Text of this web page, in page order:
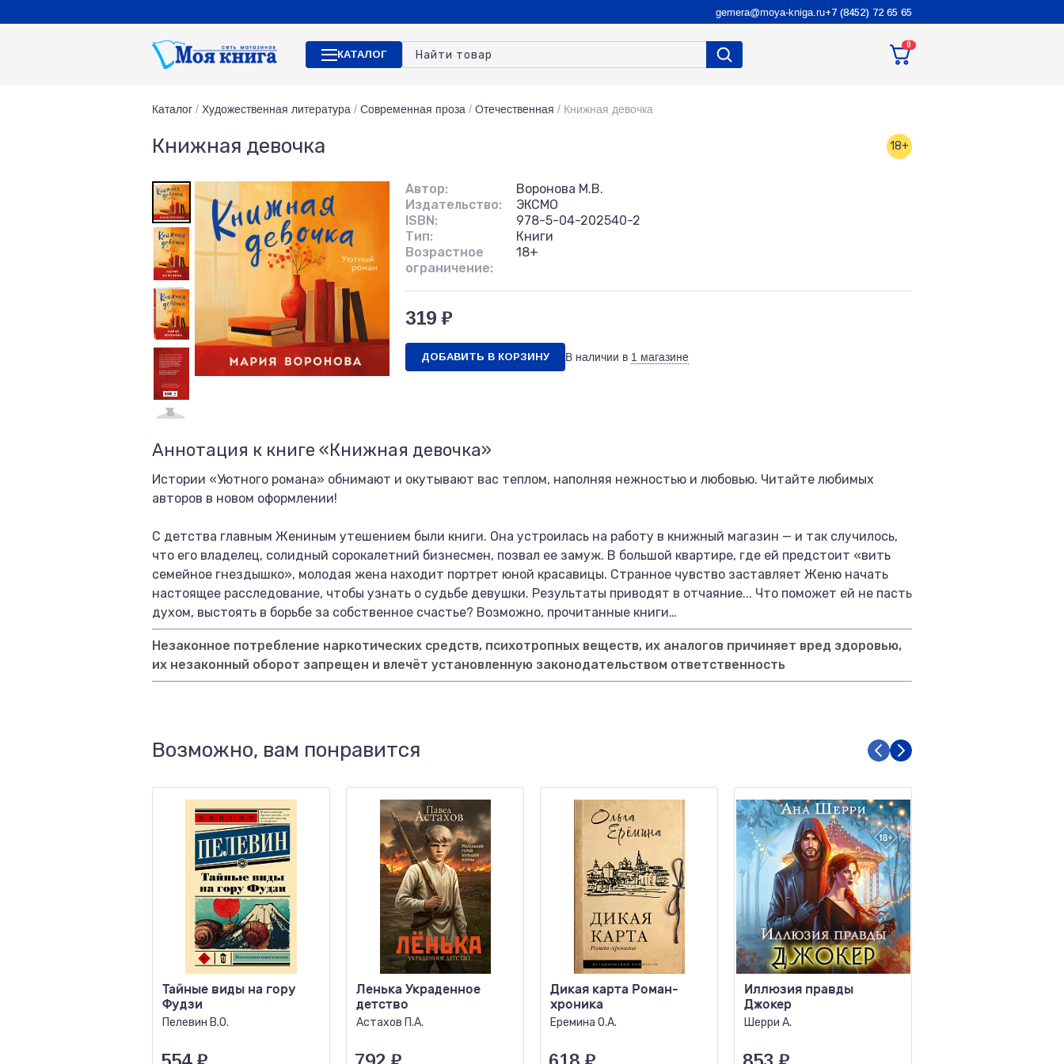
gemera@moya-kniga.ru+7 (8452) 72 65 65
КАТАЛОГ
0
Каталог / Художественная литература / Современная проза / Отечественная / Книжная девочка
Книжная девочка 18+
Автор:
Воронова М.В.
Издательство:
ЭКСМО
ISBN:
978-5-04-202540-2
Тип:
Книги
Возрастное
ограничение:
18+
319 ₽
ДОБАВИТЬ В КОРЗИНУ В наличии в 1 магазине
Аннотация к книге «Книжная девочка»
Истории «Уютного романа» обнимают и окутывают вас теплом, наполняя нежностью и любовью. Читайте любимых
авторов в новом оформлении!
С детства главным Жениным утешением были книги. Она устроилась на работу в книжный магазин — и так случилось,
что его владелец, солидный сорокалетний бизнесмен, позвал ее замуж. В большой квартире, где ей предстоит «вить
семейное гнездышко», молодая жена находит портрет юной красавицы. Странное чувство заставляет Женю начать
настоящее расследование, чтобы узнать о судьбе девушки. Результаты приводят в отчаяние... Что поможет ей не пасть
духом, выстоять в борьбе за собственное счастье? Возможно, прочитанные книги…
Незаконное потребление наркотических средств, психотропных веществ, их аналогов причиняет вред здоровью,
их незаконный оборот запрещен и влечёт установленную законодательством ответственность
Возможно, вам понравится
Тайные виды на гору
Фудзи
Пелевин В.О.
Ленька Украденное
детство
Астахов П.А.
Дикая карта Роман-
хроника
Еремина О.А.
Иллюзия правды
Джокер
Шерри А.